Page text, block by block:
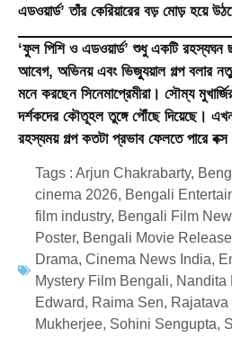
এডওয়ার্ড’ তাঁর কেরিয়ারের বড় মোড় হয়ে
‘ফুল পিশি ও এডওয়ার্ড’ শুধু একটি রহস্যঘন
আবেগ, অভিনয় এবং ভিজ্যুয়াল গল্প বলার
মনে করছেন সিনেমাপ্রেমীরা। সৌম্য
দর্শকদের কৌতূহল তুঙ্গে পৌঁছে দিয়েছে।
রহস্যময় গল্প কতটা প্রভাব ফেলতে পারে
Tags : Arjun Chakrabarty,
cinema 2026, Bengali
film industry, Bengali Film
Poster, Bengali Movie
Drama, Cinema News India,
Mystery Film Bengali, Nandita
Edward, Raima Sen, Rajatava
Mukherjee, Sohini Sengupta,